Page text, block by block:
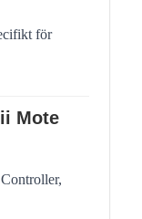
för
Mote